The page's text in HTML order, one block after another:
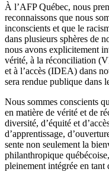
À l’AFP Québec, nous
reconnaissons que nous
inconscients et que le
dans plusieurs sphères de
nous avons explicitement
vérité, à la réconciliation
et à l’accès (IDEA) dans
sera rendue publique dans
Nous sommes conscients
en matière de vérité et de
diversité, d’équité et
d’apprentissage,
sente non seulement la
philanthropique
pleinement intégrée en tant